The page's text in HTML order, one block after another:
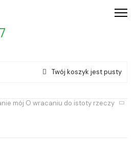
Twój koszyk jest pusty
mój O wracaniu do istoty rzeczy